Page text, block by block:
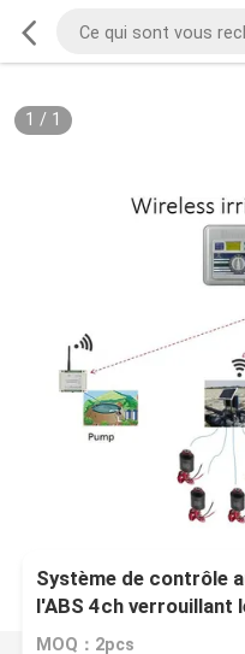
1 / 1
Système de contrôle
l'ABS 4ch verrouillant
MOQ：2pcs